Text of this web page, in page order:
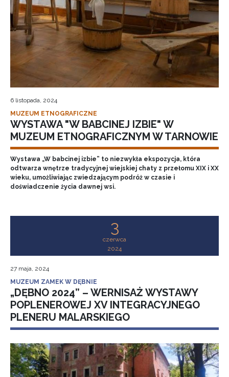
6 listopada, 2024
MUZEUM ETNOGRAFICZNE
WYSTAWA "W BABCINEJ IZBIE" W
MUZEUM ETNOGRAFICZNYM W TARNOWIE
Wystawa „W babcinej izbie” to niezwykła ekspozycja, która
odtwarza wnętrze tradycyjnej wiejskiej chaty z przełomu XIX i XX
wieku, umożliwiając zwiedzającym podróż w czasie i
doświadczenie życia dawnej wsi.
3
czerwca
2024
27 maja, 2024
MUZEUM ZAMEK W DĘBNIE
„DĘBNO 2024” – WERNISAŻ WYSTAWY
POPLENEROWEJ XV INTEGRACYJNEGO
PLENERU MALARSKIEGO